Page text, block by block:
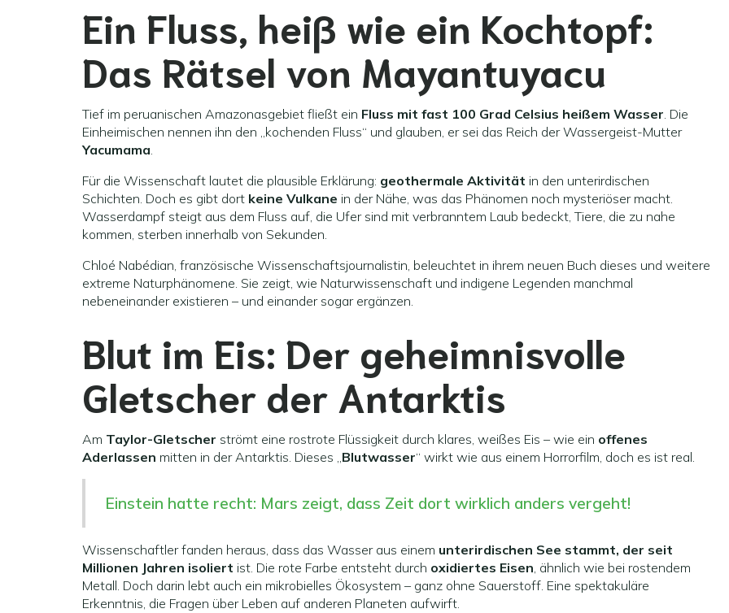
Ein Fluss, heiß wie ein Kochtopf:
Das Rätsel von Mayantuyacu
Tief im peruanischen Amazonasgebiet fließt ein Fluss mit fast 100 Grad Celsius heißem Wasser. Die
Einheimischen nennen ihn den „kochenden Fluss“ und glauben, er sei das Reich der Wassergeist-Mutter
Yacumama.
Für die Wissenschaft lautet die plausible Erklärung: geothermale Aktivität in den unterirdischen
Schichten. Doch es gibt dort keine Vulkane in der Nähe, was das Phänomen noch mysteriöser macht.
Wasserdampf steigt aus dem Fluss auf, die Ufer sind mit verbranntem Laub bedeckt, Tiere, die zu nahe
kommen, sterben innerhalb von Sekunden.
Chloé Nabédian, französische Wissenschaftsjournalistin, beleuchtet in ihrem neuen Buch dieses und weitere
extreme Naturphänomene. Sie zeigt, wie Naturwissenschaft und indigene Legenden manchmal
nebeneinander existieren – und einander sogar ergänzen.
Blut im Eis: Der geheimnisvolle
Gletscher der Antarktis
Am Taylor-Gletscher strömt eine rostrote Flüssigkeit durch klares, weißes Eis – wie ein offenes
Aderlassen mitten in der Antarktis. Dieses „Blutwasser“ wirkt wie aus einem Horrorfilm, doch es ist real.
Einstein hatte recht: Mars zeigt, dass Zeit dort wirklich anders vergeht!
Wissenschaftler fanden heraus, dass das Wasser aus einem unterirdischen See stammt, der seit
Millionen Jahren isoliert ist. Die rote Farbe entsteht durch oxidiertes Eisen, ähnlich wie bei rostendem
Metall. Doch darin lebt auch ein mikrobielles Ökosystem – ganz ohne Sauerstoff. Eine spektakuläre
Erkenntnis, die Fragen über Leben auf anderen Planeten aufwirft.